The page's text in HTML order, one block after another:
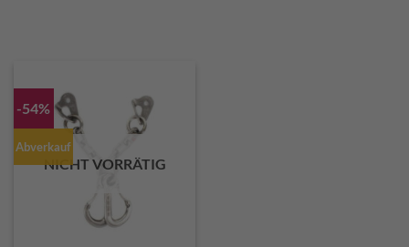
-54%
Abverkauf
NICHT VORRÄTIG